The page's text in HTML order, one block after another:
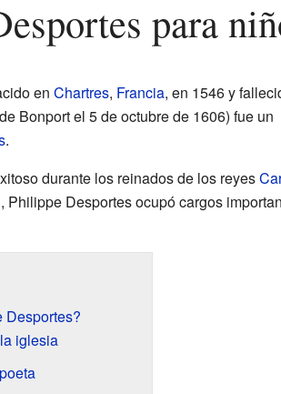
para
en Chartres, Francia, en 1546 y
Bonport el 5 de octubre de 1606) fue un
.
durante los reinados de los reyes
Philippe Desportes ocupó cargos
Desportes?
iglesia